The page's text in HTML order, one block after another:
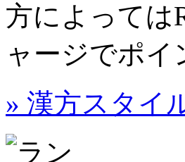
方によっては
ャージでポ
» 漢方スタイ